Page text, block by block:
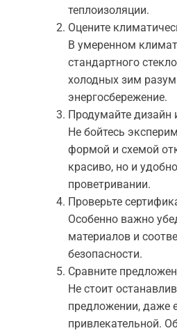
теплоизоляции.
Оцените
В умеренном
стандартного
холодных зим
энергосбережение.
Продумайте дизайн
Не бойтесь
формой и схемой
красиво, но и
проветривании.
Проверьте
Особенно важно
материалов и
безопасности.
Сравните
Не стоит
предложении, даже
привлекательной.